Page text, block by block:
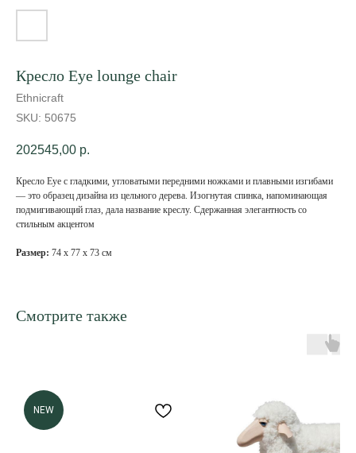
Кресло Eye lounge chair
Ethnicraft
SKU: 50675
202545,00 р.
Кресло Eye с гладкими, угловатыми передними ножками и плавными изгибами
— это образец дизайна из цельного дерева. Изогнутая спинка, напоминающая
подмигивающий глаз, дала название креслу. Сдержанная элегантность со
стильным акцентом
Размер: 74 х 77 х 73 см
Смотрите также
NEW